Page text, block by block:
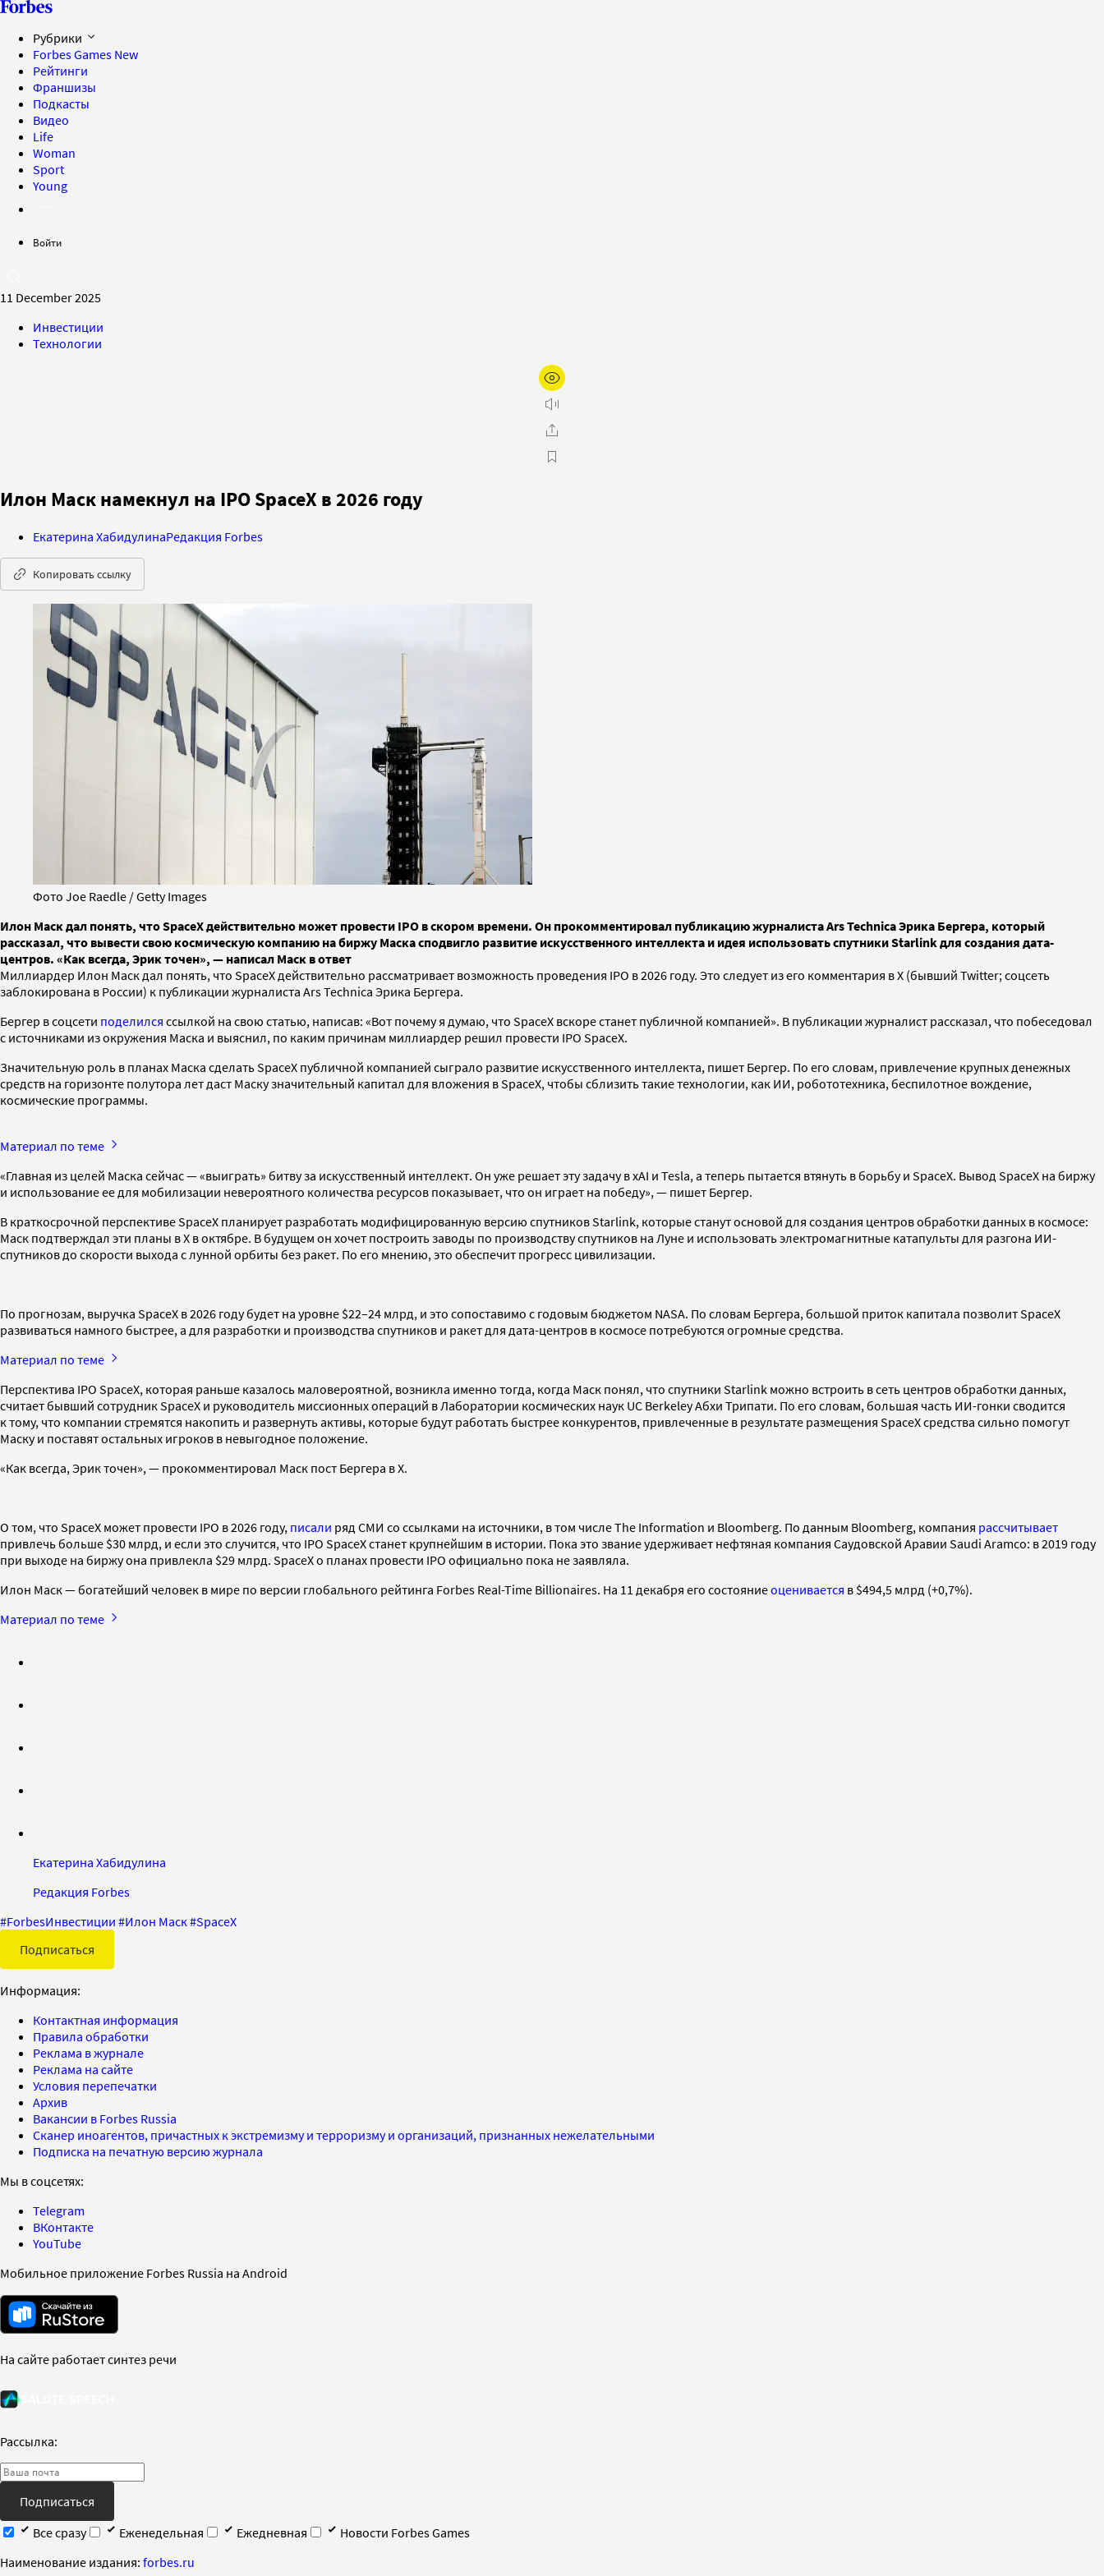
Рубрики
Forbes Games New
Рейтинги
Франшизы
Подкасты
Видео
Life
Woman
Sport
Young
Войти
11 December 2025
Инвестиции
Технологии
Илон Маск намекнул на IPO SpaceX в 2026 году
Екатерина ХабидулинаРедакция Forbes
Копировать ссылку
Фото Joe Raedle / Getty Images
Илон Маск дал понять, что SpaceX действительно может провести IPO в скором времени. Он прокомментировал публикацию журналиста Ars Technica Эрика Бергера, который
рассказал, что вывести свою космическую компанию на биржу Маска сподвигло развитие искусственного интеллекта и идея использовать спутники Starlink для создания дата-
центров. «Как всегда, Эрик точен», — написал Маск в ответ
Миллиардер Илон Маск дал понять, что SpaceX действительно рассматривает возможность проведения IPO в 2026 году. Это следует из его комментария в X (бывший Twitter; соцсеть
заблокирована в России) к публикации журналиста Ars Technica Эрика Бергера.
Бергер в соцсети поделился ссылкой на свою статью, написав: «Вот почему я думаю, что SpaceX вскоре станет публичной компанией». В публикации журналист рассказал, что побеседовал
с источниками из окружения Маска и выяснил, по каким причинам миллиардер решил провести IPO SpaceX.
Значительную роль в планах Маска сделать SpaceX публичной компанией сыграло развитие искусственного интеллекта, пишет Бергер. По его словам, привлечение крупных денежных
средств на горизонте полутора лет даст Маску значительный капитал для вложения в SpaceX, чтобы сблизить такие технологии, как ИИ, робототехника, беспилотное вождение,
космические программы.
Материал по теме
«Главная из целей Маска сейчас — «выиграть» битву за искусственный интеллект. Он уже решает эту задачу в xAI и Tesla, а теперь пытается втянуть в борьбу и SpaceX. Вывод SpaceX на биржу
и использование ее для мобилизации невероятного количества ресурсов показывает, что он играет на победу», — пишет Бергер.
В краткосрочной перспективе SpaceX планирует разработать модифицированную версию спутников Starlink, которые станут основой для создания центров обработки данных в космосе:
Маск подтверждал эти планы в X в октябре. В будущем он хочет построить заводы по производству спутников на Луне и использовать электромагнитные катапульты для разгона ИИ-
спутников до скорости выхода с лунной орбиты без ракет. По его мнению, это обеспечит прогресс цивилизации.
По прогнозам, выручка SpaceX в 2026 году будет на уровне $22–24 млрд, и это сопоставимо с годовым бюджетом NASA. По словам Бергера, большой приток капитала позволит SpaceX
развиваться намного быстрее, а для разработки и производства спутников и ракет для дата-центров в космосе потребуются огромные средства.
Материал по теме
Перспектива IPO SpaceX, которая раньше казалось маловероятной, возникла именно тогда, когда Маск понял, что спутники Starlink можно встроить в сеть центров обработки данных,
считает бывший сотрудник SpaceX и руководитель миссионных операций в Лаборатории космических наук UC Berkeley Абхи Трипати. По его словам, большая часть ИИ-гонки сводится
к тому, что компании стремятся накопить и развернуть активы, которые будут работать быстрее конкурентов, привлеченные в результате размещения SpaceX средства сильно помогут
Маску и поставят остальных игроков в невыгодное положение.
«Как всегда, Эрик точен», — прокомментировал Маск пост Бергера в X.
О том, что SpaceX может провести IPO в 2026 году, писали ряд СМИ со ссылками на источники, в том числе The Information и Bloomberg. По данным Bloomberg, компания рассчитывает
привлечь больше $30 млрд, и если это случится, что IPO SpaceX станет крупнейшим в истории. Пока это звание удерживает нефтяная компания Саудовской Аравии Saudi Aramco: в 2019 году
при выходе на биржу она привлекла $29 млрд. SpaceX о планах провести IPO официально пока не заявляла.
Илон Маск — богатейший человек в мире по версии глобального рейтинга Forbes Real-Time Billionaires. На 11 декабря его состояниеоценивается в $494,5 млрд (+0,7%).
Материал по теме
Екатерина Хабидулина
Редакция Forbes
#ForbesИнвестиции #Илон Маск#SpaceX
Подписаться
Информация:
Контактная информация
Правила обработки
Реклама в журнале
Реклама на сайте
Условия перепечатки
Архив
Вакансии в Forbes Russia
Сканер иноагентов, причастных к экстремизму и терроризму и организаций, признанных нежелательными
Подписка на печатную версию журнала
Мы в соцсетях:
Telegram
ВКонтакте
YouTube
Мобильное приложение Forbes Russia на Android
На сайте работает синтез речи
Рассылка:
Подписаться
Все сразу
Еженедельная Ежедневная
Новости Forbes Games
Наименование издания: forbes.ru